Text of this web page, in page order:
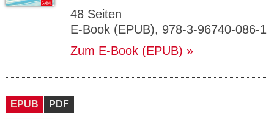
48 Seiten
E-Book (EPUB), 978-3-96740-086-1
Zum E-Book (EPUB)
EPUB PDF